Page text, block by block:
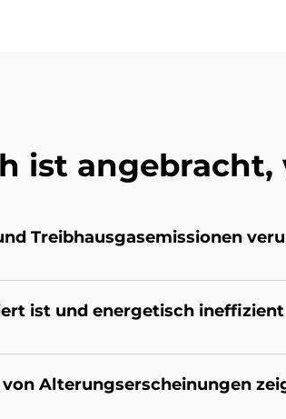
ist an­ge­bracht,
Treib­haus­gas­emis­sio­nen
ist und en­er­ge­tisch
Al­te­rungs­er­schei­nun­gen